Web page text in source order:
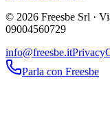
© 2026 Freesbe Srl ·
09004560729
info@freesbe.itPrivacy
Parla con Freesbe